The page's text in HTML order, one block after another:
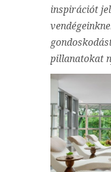
inspirációt
pillanatokat